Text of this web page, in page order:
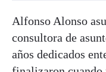
Alfonso Alonso
consultora de
años dedicados